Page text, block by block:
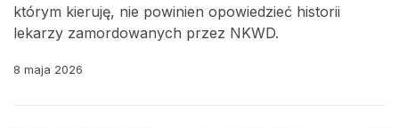
którym kieruję, nie powinien opowiedzieć historii
lekarzy zamordowanych przez NKWD.
8 maja 2026